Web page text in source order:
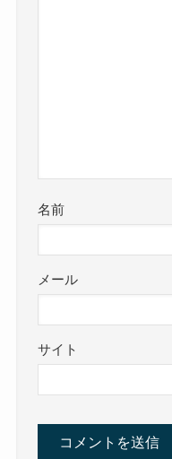
名前
メール
サイト